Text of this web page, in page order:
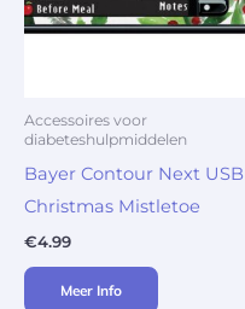
Accessoires voor
diabeteshulpmiddelen
Bayer Contour Next USB
Christmas Mistletoe
€4.99
Meer Info